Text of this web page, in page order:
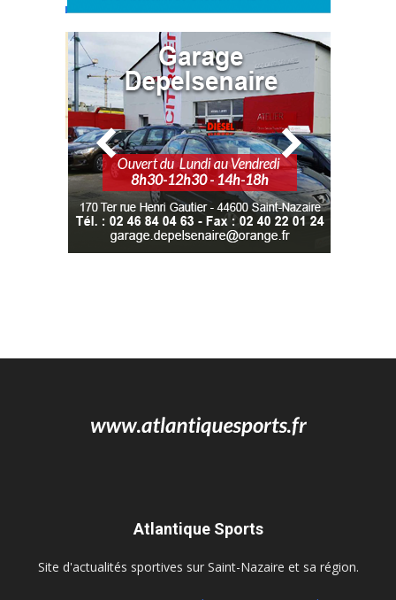
Atlantique Sports
Site d'actualités sportives sur Saint-Nazaire et sa région.